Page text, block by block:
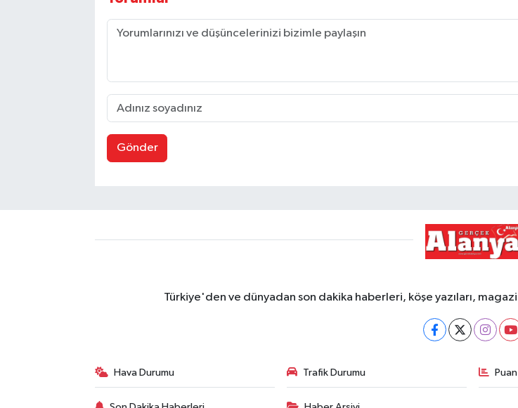
Gönder
Türkiye'den ve dünyadan son dakika haberleri, köşe yazıları,
Hava Durumu Trafik Durumu